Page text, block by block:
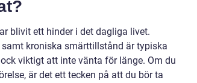
blivit ett hinder i det dagliga livet.
kroniska smärttillstånd är typiska
viktigt att inte vänta för länge. Om du
är det ett tecken på att du bör ta